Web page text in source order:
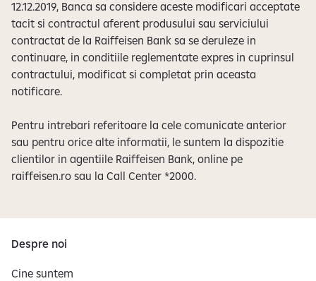
12.12.2019, Banca sa considere aceste modificari acceptate
tacit si contractul aferent produsului sau serviciului
contractat de la Raiffeisen Bank sa se deruleze in
continuare, in conditiile reglementate expres in cuprinsul
contractului, modificat si completat prin aceasta
notificare.
Pentru intrebari referitoare la cele comunicate anterior
sau pentru orice alte informatii, le suntem la dispozitie
clientilor in agentiile Raiffeisen Bank, online pe
raiffeisen.ro sau la Call Center *2000.
Despre noi
Cine suntem